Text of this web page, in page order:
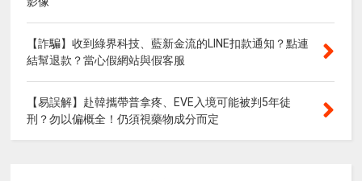
【詐騙】收到綠界科技、藍新金流的LINE扣款通知？點連
結幫退款？當心假網站與假客服
【易誤解】赴韓攜帶普拿疼、EVE入境可能被判5年徒
刑？勿以偏概全！仍須視藥物成分而定